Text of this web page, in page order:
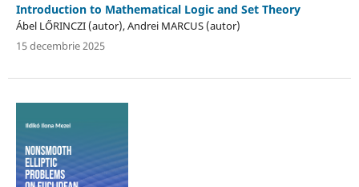
Introduction to Mathematical Logic and Set Theory
Ábel LŐRINCZI (autor), Andrei MARCUS (autor)
15 decembrie 2025